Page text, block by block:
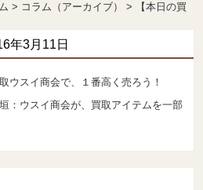
コラム（アーカイブ）
【本日の買
年3月11日
ウスイ商会で、１番高く売ろう！
：ウスイ商会が、買取アイテムを一部